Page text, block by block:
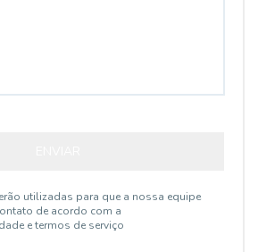
utilizadas para que a nossa equipe
de acordo com a
e termos de serviço